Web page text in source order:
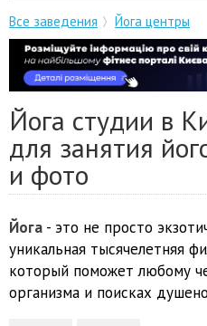
Все заведения Йога центры
Йога студии в
для занятия
и фото
Йога - это не просто
уникальная тысячелетняя
который поможет любому
организма и поисках